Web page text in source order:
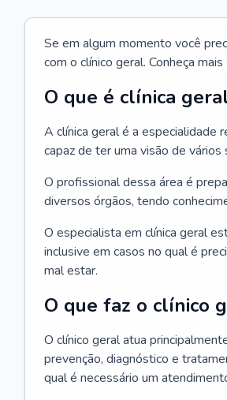
Se em algum momento você
com o clínico geral. Conheça
O que é clínica
A clínica geral é a especialidade
capaz de ter uma visão de
O profissional dessa área é
diversos órgãos, tendo
O especialista em clínica geral
inclusive em casos no qual é
mal estar.
O que faz o clínico
O clínico geral atua
prevenção, diagnóstico e
qual é necessário um